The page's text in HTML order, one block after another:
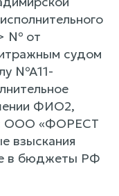
№ от
судом
№А11-
ФИО2,
ООО «ФОРЕСТ
взыскания
в бюджеты РФ